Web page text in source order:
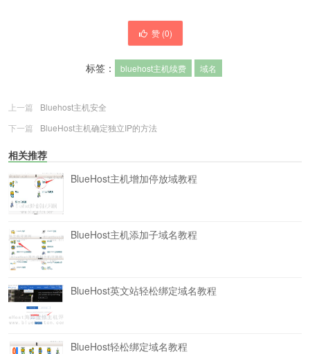
赞 (0)
标签： bluehost主机续费 域名
上一篇
Bluehost主机安全
下一篇
BlueHost主机确定独立IP的方法
相关推荐
BlueHost主机增加停放域教程
BlueHost主机添加子域名教程
BlueHost英文站轻松绑定域名教程
BlueHost轻松绑定域名教程